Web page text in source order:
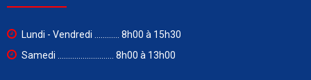
Lundi - Vendredi ............ 8h00 à 15h30
Samedi ........................... 8h00 à 13h00